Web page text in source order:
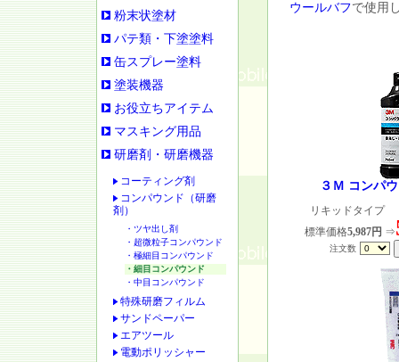
粉末状塗材
パテ類・下塗塗料
缶スプレー塗料
塗装機器
お役立ちアイテム
マスキング用品
研磨剤・研磨機器
コーティング剤
コンパウンド（研磨
剤）
・ツヤ出し剤
・超微粒子コンパウンド
・極細目コンパウンド
・細目コンパウンド
・中目コンパウンド
特殊研磨フィルム
サンドペーパー
エアツール
電動ポリッシャー
ウールバフで使用
３Ｍ コンパ
リキッドタイ
標準価格5,987円 ⇒
注文数